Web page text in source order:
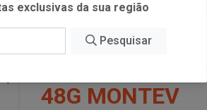
TUB-IN BISC
48G MONTEV
exclusivas da sua região
Pesquisar